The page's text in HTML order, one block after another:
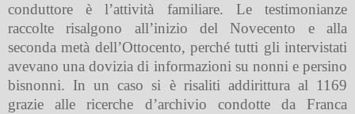
conduttore è l’attività familiare. Le testimonianze
raccolte risalgono all’inizio del Novecento e alla
seconda metà dell’Ottocento, perché tutti gli intervistati
avevano una dovizia di informazioni su nonni e persino
bisnonni. In un caso si è risaliti addirittura al 1169
grazie alle ricerche d’archivio condotte da Franca